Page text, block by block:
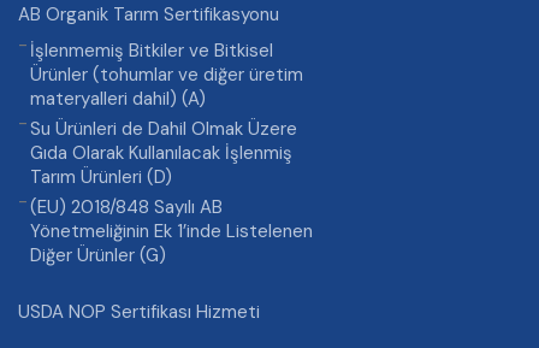
AB Organik Tarım Sertifikasyonu
İşlenmemiş Bitkiler ve Bitkisel
Ürünler (tohumlar ve diğer üretim
materyalleri dahil) (A)
Su Ürünleri de Dahil Olmak Üzere
Gıda Olarak Kullanılacak İşlenmiş
Tarım Ürünleri (D)
(EU) 2018/848 Sayılı AB
Yönetmeliğinin Ek 1’inde Listelenen
Diğer Ürünler (G)
USDA NOP Sertifikası Hizmeti